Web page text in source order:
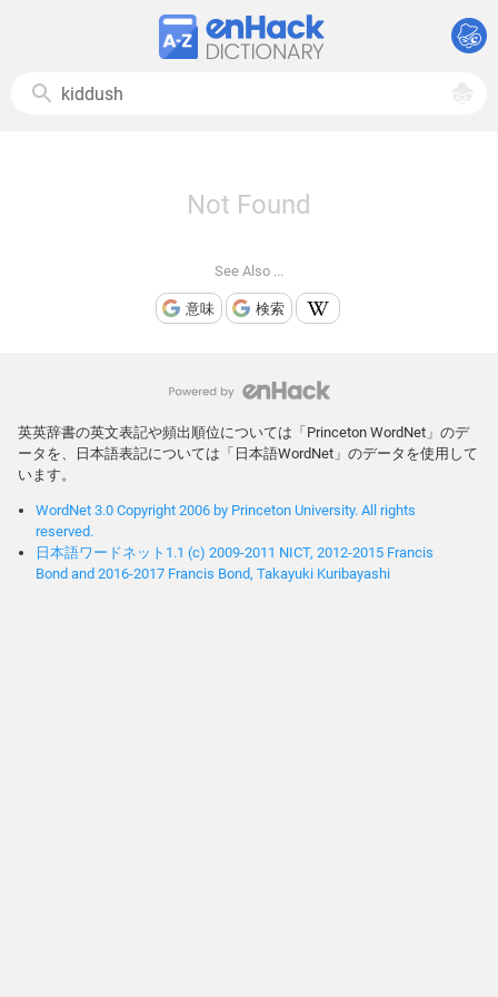
Not Found
See Also ...
意味 検索
英英辞書の英文表記や頻出順位については「Princeton WordNet」のデ
ータを、日本語表記については「日本語WordNet」のデータを使用して
います。
WordNet 3.0 Copyright 2006 by Princeton University. All rights
reserved.
日本語ワードネット1.1 (c) 2009-2011 NICT, 2012-2015 Francis
Bond and 2016-2017 Francis Bond, Takayuki Kuribayashi